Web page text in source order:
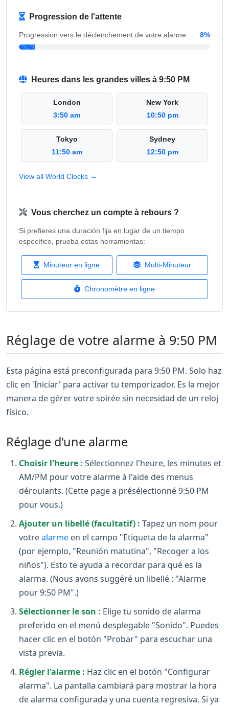
Progression de l'attente
Progression vers le déclenchement de votre alarme 8%
Heures dans les grandes villes à 9:50 PM
London
3:50 am
New York
10:50 pm
Tokyo
11:50 am
Sydney
12:50 pm
View all World Clocks →
Vous cherchez un compte à rebours ?
Si prefieres una duración fija en lugar de un tiempo
específico, prueba estas herramientas:
Minuteur en ligne Multi-Minuteur
Chronomètre en ligne
Réglage de votre alarme à 9:50 PM
Esta página está preconfigurada para 9:50 PM. Solo haz
clic en 'Iniciar' para activar tu temporizador. Es la mejor
manera de gérer votre soirée sin necesidad de un reloj
físico.
Réglage d'une alarme
Choisir l'heure : Sélectionnez l'heure, les minutes et
AM/PM pour votre alarme à l'aide des menus
déroulants. (Cette page a présélectionné 9:50 PM
pour vous.)
Ajouter un libellé (facultatif) : Tapez un nom pour
votrealarme en el campo "Etiqueta de la alarma"
(por ejemplo, "Reunión matutina", "Recoger a los
niños"). Esto te ayuda a recordar para qué es la
alarma. (Nous avons suggéré un libellé : "Alarme
pour 9:50 PM".)
Sélectionner le son : Elige tu sonido de alarma
preferido en el menú desplegable "Sonido". Puedes
hacer clic en el botón "Probar" para escuchar una
vista previa.
Régler l'alarme : Haz clic en el botón "Configurar
alarma". La pantalla cambiará para mostrar la hora
de alarma configurada y una cuenta regresiva. Si ya